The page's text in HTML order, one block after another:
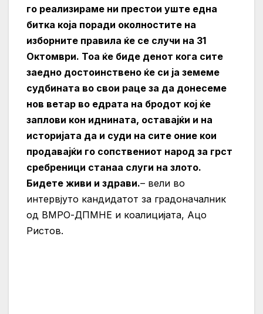
го реализираме ни престои уште една
битка која поради околностите на
изборните правила ќе се случи на 31
Октомври. Тоа ќе биде денот кога сите
заедно достоинствено ќе си ја земеме
судбината во свои раце за да донесеме
нов ветар во едрата на бродот кој ќе
заплови кон иднината, оставајќи и на
историјата да и суди на сите оние кои
продавајќи го сопствениот народ за грст
сребреници станаа слуги на злото.
Бидете живи и здрави.– вели во
интервјуто кандидатот за градоначалник
од ВМРО-ДПМНЕ и коалицијата, Ацо
Ристов.